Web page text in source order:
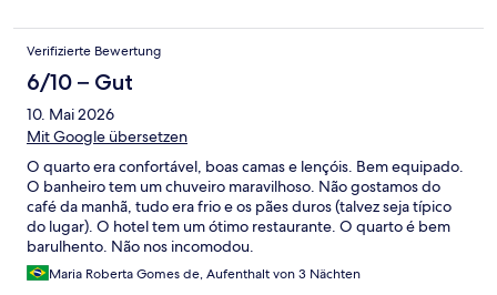
Verifizierte Bewertung
6/10 – Gut
10. Mai 2026
Mit Google übersetzen
O quarto era confortável, boas camas e lençóis. Bem equipado.
O banheiro tem um chuveiro maravilhoso. Não gostamos do
café da manhã, tudo era frio e os pães duros (talvez seja típico
do lugar). O hotel tem um ótimo restaurante. O quarto é bem
barulhento. Não nos incomodou.
Maria Roberta Gomes de, Aufenthalt von 3 Nächten